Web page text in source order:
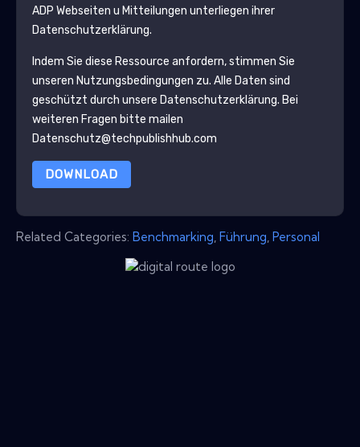
ADP Webseiten u Mitteilungen unterliegen ihrer
Datenschutzerklärung.
Indem Sie diese Ressource anfordern, stimmen Sie
unseren Nutzungsbedingungen zu. Alle Daten sind
geschützt durch unsere Datenschutzerklärung. Bei
weiteren Fragen bitte mailen
Datenschutz@techpublishhub.com
DOWNLOAD
Related Categories: Benchmarking Führung Personal